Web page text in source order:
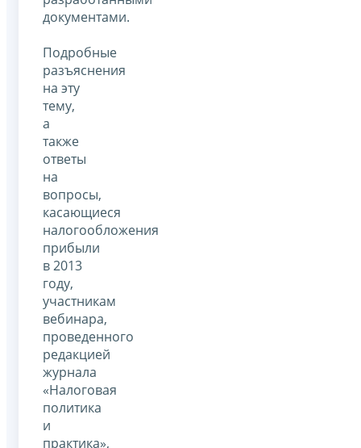
документами.
Подробные
разъяснения
на эту
тему,
а
также
ответы
на
вопросы,
касающиеся
налогообложения
прибыли
в 2013
году,
участникам
вебинара,
проведенного
редакцией
журнала
«Налоговая
политика
и
практика»,